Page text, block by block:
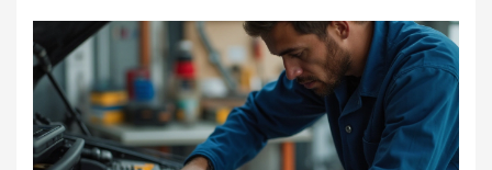
Понимание этих аспектов поможет водителям избежать
лишних стрессов и сохранить работоспособность их
транспортных средств.